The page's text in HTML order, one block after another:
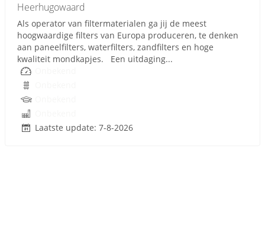
Heerhugowaard
Als operator van filtermaterialen ga jij de meest
hoogwaardige filters van Europa produceren, te denken
aan paneelfilters, waterfilters, zandfilters en hoge
kwaliteit mondkapjes. Een uitdaging...
Laatste update: 7-8-2026